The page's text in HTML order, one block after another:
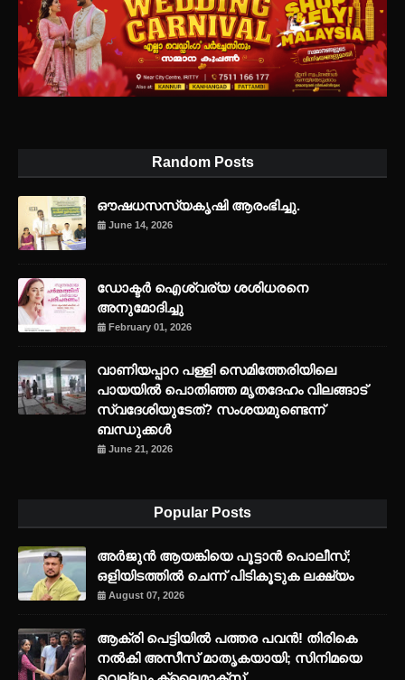
Random Posts
ഔഷധസസ്യകൃഷി ആരംഭിച്ചു.
June 14, 2026
ഡോക്ടർ ഐശ്വര്യ ശശിധരനെ
അനുമോദിച്ചു
February 01, 2026
വാണിയപ്പാറ പള്ളി സെമിത്തേരിയിലെ
പായയിൽ പൊതിഞ്ഞ മൃതദേഹം വിലങ്ങാട്
സ്വദേശിയുടേത്? സംശയമുണ്ടെന്ന്
ബന്ധുക്കൾ
June 21, 2026
Popular Posts
അര്‍ജുന്‍ ആയങ്കിയെ പൂട്ടാന്‍ പൊലീസ്;
ഒളിയിടത്തില്‍ ചെന്ന് പിടികൂടുക ലക്ഷ്യം
August 07, 2026
ആക്രി പെട്ടിയിൽ പത്തര പവൻ! തിരികെ
നൽകി അസീസ് മാതൃകയായി; സിനിമയെ